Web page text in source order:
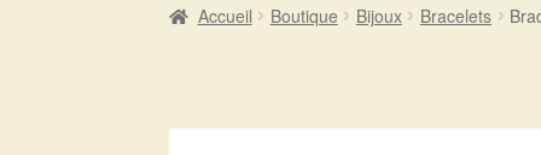
Accueil Boutique Bijoux Bracelets